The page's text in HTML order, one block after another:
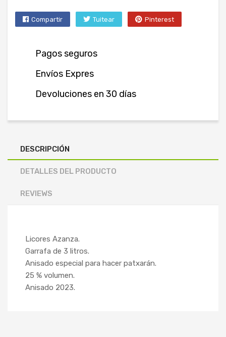
Compartir Tuitear Pinterest
Pagos seguros
Envíos Expres
Devoluciones en 30 días
DESCRIPCIÓN
DETALLES DEL PRODUCTO
REVIEWS
Licores Azanza.
Garrafa de 3 litros.
Anisado especial para hacer patxarán.
25 % volumen.
Anisado 2023.